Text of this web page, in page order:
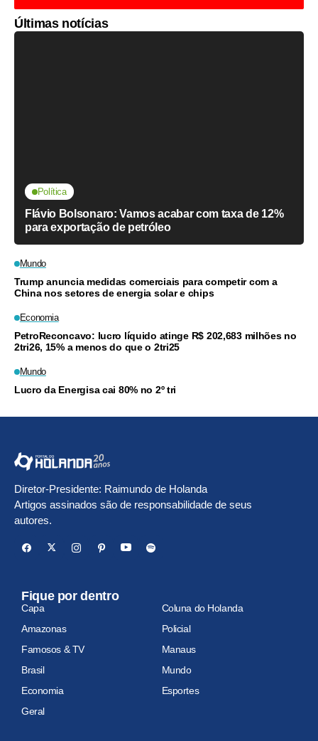
Últimas notícias
Política
Flávio Bolsonaro: Vamos acabar com taxa de 12%
para exportação de petróleo
Mundo
Trump anuncia medidas comerciais para competir com a
China nos setores de energia solar e chips
Economia
PetroReconcavo: lucro líquido atinge R$ 202,683 milhões no
2tri26, 15% a menos do que o 2tri25
Mundo
Lucro da Energisa cai 80% no 2º tri
Diretor-Presidente: Raimundo de Holanda
Artigos assinados são de responsabilidade de seus
autores.
Fique por dentro
Capa
Coluna do Holanda
Amazonas
Policial
Famosos & TV
Manaus
Brasil
Mundo
Economia
Esportes
Geral